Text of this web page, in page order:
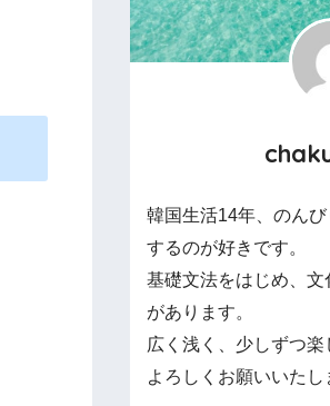
韓国生活14年、のん
するのが好きです。
基礎文法をはじめ、
があります。
広く浅く、少しずつ楽
よろしくお願いいたし